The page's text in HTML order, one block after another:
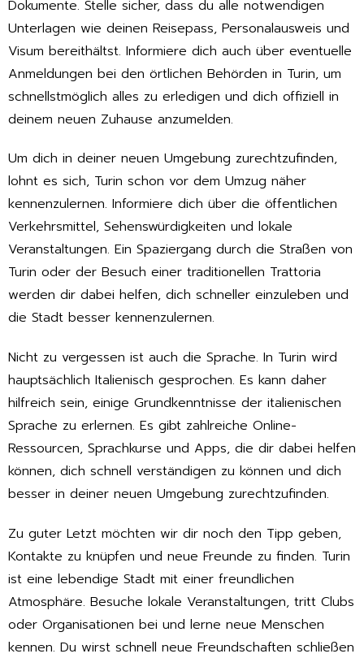
Dokumente. Stelle sicher, dass du alle notwendigen
Unterlagen wie deinen Reisepass, Personalausweis und
Visum bereithältst. Informiere dich auch über eventuelle
Anmeldungen bei den örtlichen Behörden in Turin, um
schnellstmöglich alles zu erledigen und dich offiziell in
deinem neuen Zuhause anzumelden.
Um dich in deiner neuen Umgebung zurechtzufinden,
lohnt es sich, Turin schon vor dem Umzug näher
kennenzulernen. Informiere dich über die öffentlichen
Verkehrsmittel, Sehenswürdigkeiten und lokale
Veranstaltungen. Ein Spaziergang durch die Straßen von
Turin oder der Besuch einer traditionellen Trattoria
werden dir dabei helfen, dich schneller einzuleben und
die Stadt besser kennenzulernen.
Nicht zu vergessen ist auch die Sprache. In Turin wird
hauptsächlich Italienisch gesprochen. Es kann daher
hilfreich sein, einige Grundkenntnisse der italienischen
Sprache zu erlernen. Es gibt zahlreiche Online-
Ressourcen, Sprachkurse und Apps, die dir dabei helfen
können, dich schnell verständigen zu können und dich
besser in deiner neuen Umgebung zurechtzufinden.
Zu guter Letzt möchten wir dir noch den Tipp geben,
Kontakte zu knüpfen und neue Freunde zu finden. Turin
ist eine lebendige Stadt mit einer freundlichen
Atmosphäre. Besuche lokale Veranstaltungen, tritt Clubs
oder Organisationen bei und lerne neue Menschen
kennen. Du wirst schnell neue Freundschaften schließen